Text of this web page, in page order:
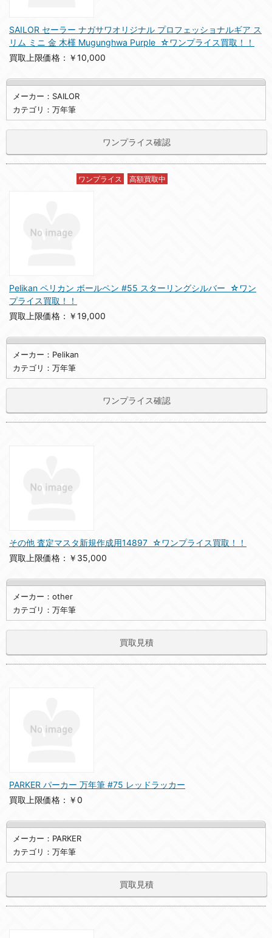
SAILOR セーラー ナガサワオリジナル プロフェッショナルギア ス
リム ミニ 金 木槿 Mugunghwa Purple ☆ワンプライス買取！！
買取上限価格：￥10,000
メーカー：SAILOR
カテゴリ：万年筆
ワンプライス確認
ワンプライス 高額買取中
Pelikan ペリカン ボールペン #55 スターリングシルバー ☆ワン
プライス買取！！
買取上限価格：￥19,000
メーカー：Pelikan
カテゴリ：万年筆
ワンプライス確認
その他 査定マスタ新規作成用14897 ☆ワンプライス買取！！
買取上限価格：￥35,000
メーカー：other
カテゴリ：万年筆
買取見積
PARKER パーカー 万年筆 #75 レッドラッカー
買取上限価格：￥0
メーカー：PARKER
カテゴリ：万年筆
買取見積